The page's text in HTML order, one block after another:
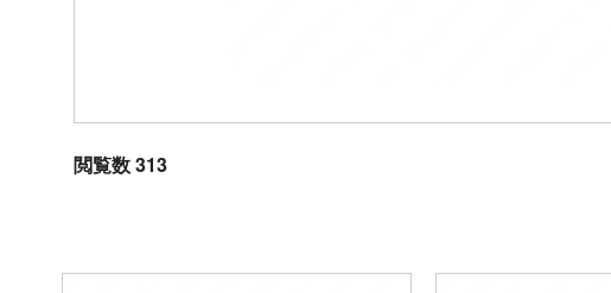
閲覧数 313